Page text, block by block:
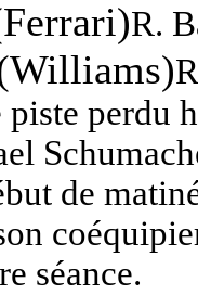
R.
perdu
de
séance.